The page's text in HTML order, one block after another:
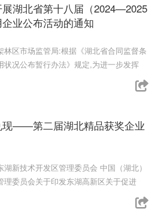
湖北省第十八届（2024—2025
业公布活动的通知
林区市场监管局:根据《湖北省合同监督条
状况公布暂行办法》规定,为进一步发挥
现——第二届湖北精品获奖企业
新技术开发区管理委员会 中国（湖北）
理委员会关于印发东湖高新区关于促进